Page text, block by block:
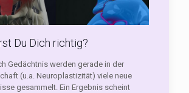
Du Dich richtig?
Gedächtnis werden gerade in der
(u.a. Neuroplastizität) viele neue
gesammelt. Ein Ergebnis scheint